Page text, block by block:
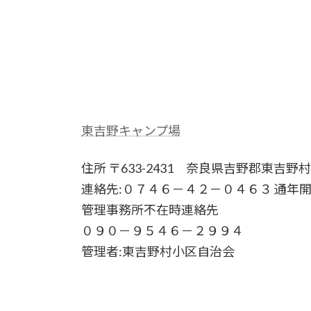
東吉野キャンプ場
住所 〒633-2431 奈良県吉野郡東吉野
連絡先:０７４６－４２－０４６３ 通年
管理事務所不在時連絡先
０９０－９５４６－２９９４
管理者:東吉野村小区自治会